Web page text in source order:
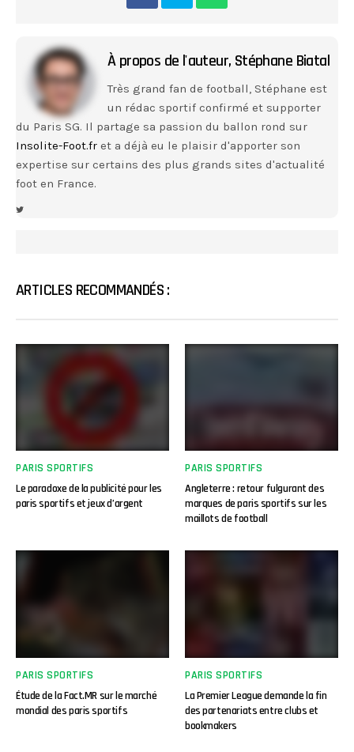
À propos de l'auteur, Stéphane Biatal
Très grand fan de football, Stéphane est
un rédac sportif confirmé et supporter
du Paris SG. Il partage sa passion du ballon rond sur
Insolite-Foot.fr et a déjà eu le plaisir d'apporter son
expertise sur certains des plus grands sites d'actualité
foot en France.
ARTICLES RECOMMANDÉS :
PARIS SPORTIFS
Le paradoxe de la publicité pour les
paris sportifs et jeux d’argent
PARIS SPORTIFS
Angleterre : retour fulgurant des
marques de paris sportifs sur les
maillots de football
PARIS SPORTIFS
Étude de la Fact.MR sur le marché
mondial des paris sportifs
PARIS SPORTIFS
La Premier League demande la fin
des partenariats entre clubs et
bookmakers